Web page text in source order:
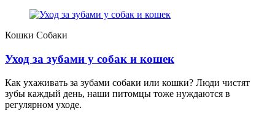
Кошки Собаки
Уход за зубами у собак и кошек
Как ухаживать за зубами собаки или кошки? Люди чистят
зубы каждый день, наши питомцы тоже нуждаются в
регулярном уходе.